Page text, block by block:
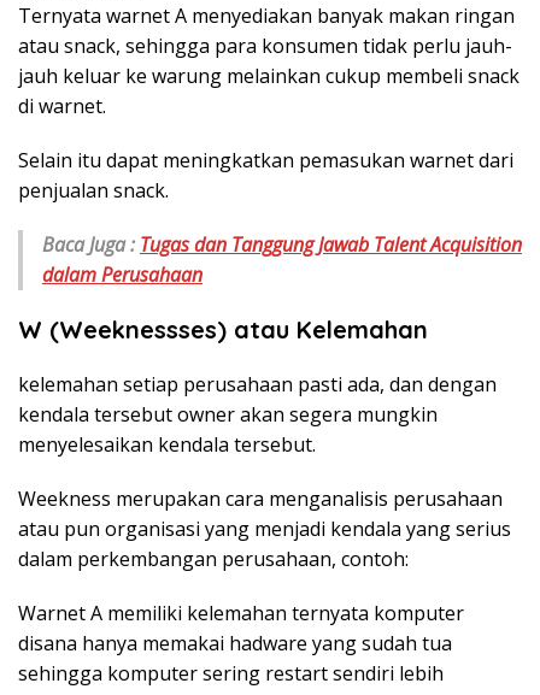
Ternyata warnet A menyediakan banyak makan ringan
atau snack, sehingga para konsumen tidak perlu jauh-
jauh keluar ke warung melainkan cukup membeli snack
di warnet.
Selain itu dapat meningkatkan pemasukan warnet dari
penjualan snack.
Baca Juga : Tugas dan Tanggung Jawab Talent Acquisition
dalam Perusahaan
W (Weeknessses) atau Kelemahan
kelemahan setiap perusahaan pasti ada, dan dengan
kendala tersebut owner akan segera mungkin
menyelesaikan kendala tersebut.
Weekness merupakan cara menganalisis perusahaan
atau pun organisasi yang menjadi kendala yang serius
dalam perkembangan perusahaan, contoh:
Warnet A memiliki kelemahan ternyata komputer
disana hanya memakai hadware yang sudah tua
sehingga komputer sering restart sendiri lebih